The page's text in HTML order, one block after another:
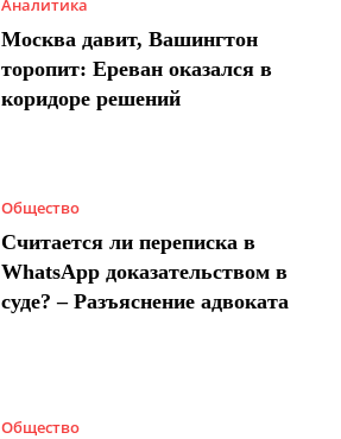
Москва давит, Вашингтон
торопит: Ереван оказался в
коридоре решений
Общество
Считается ли переписка в
WhatsApp доказательством в
суде? – Разъяснение адвоката
Общество